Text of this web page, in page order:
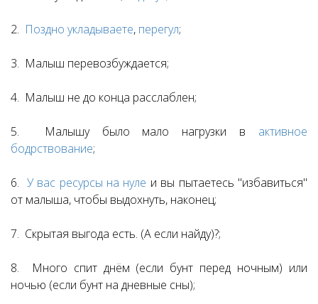
2. Поздно укладываете, перегул;
3. Малыш перевозбуждается;
4. Малыш не до конца расслаблен;
5. Малышу было мало нагрузки в активное
бодрствование;
6. У вас ресурсы на нуле и вы пытаетесь "избавиться"
от малыша, чтобы выдохнуть, наконец;
7. Скрытая выгода есть. (А если найду)?;
8. Много спит днём (если бунт перед ночным) или
ночью (если бунт на дневные сны);